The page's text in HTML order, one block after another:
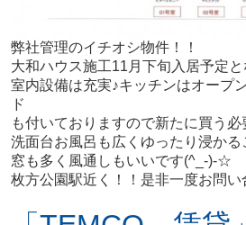
弊社管理のイチオシ物件！！
大和ハウス施工11月下旬入居予定
室内設備は充実♪キッチンはオープ
ド
も付いておりますので新たに買う必
洗面台お風呂も広くゆったり浸かる
窓も多く風通しもいいです(^_-)-☆
枚方公園駅近く！！是非一度お問い